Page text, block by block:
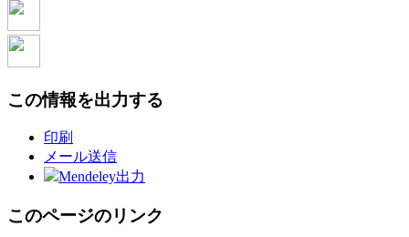
この情報を出力する
印刷
メール送信
Mendeley出力
このページのリンク